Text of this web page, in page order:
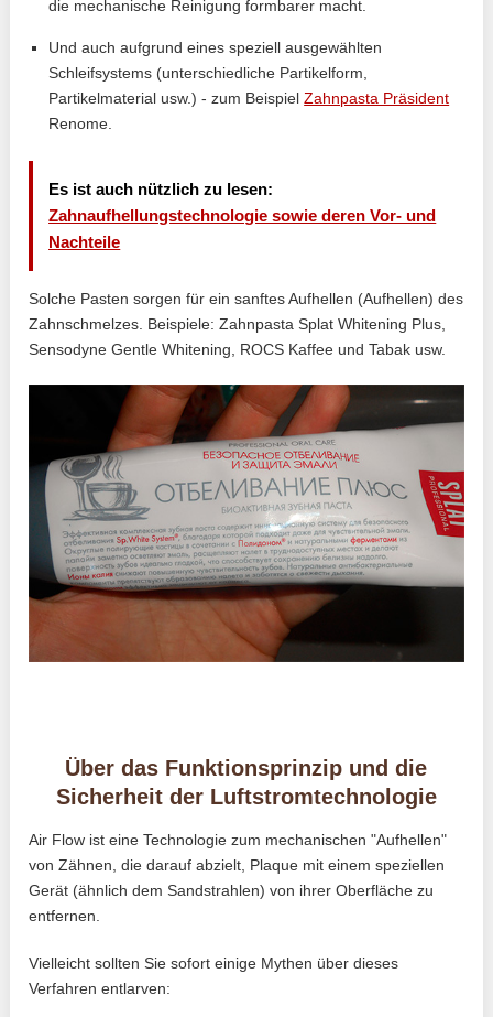
die mechanische Reinigung formbarer macht.
Und auch aufgrund eines speziell ausgewählten
Schleifsystems (unterschiedliche Partikelform,
Partikelmaterial usw.) - zum BeispielZahnpasta Präsident
Renome.
Es ist auch nützlich zu lesen:
Zahnaufhellungstechnologie sowie deren Vor- und
Nachteile
Solche Pasten sorgen für ein sanftes Aufhellen (Aufhellen) des
Zahnschmelzes. Beispiele: Zahnpasta Splat Whitening Plus,
Sensodyne Gentle Whitening, ROCS Kaffee und Tabak usw.
Über das Funktionsprinzip und die
Sicherheit der Luftstromtechnologie
Air Flow ist eine Technologie zum mechanischen "Aufhellen"
von Zähnen, die darauf abzielt, Plaque mit einem speziellen
Gerät (ähnlich dem Sandstrahlen) von ihrer Oberfläche zu
entfernen.
Vielleicht sollten Sie sofort einige Mythen über dieses
Verfahren entlarven: